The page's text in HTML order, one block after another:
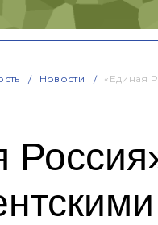
Новости «Единая